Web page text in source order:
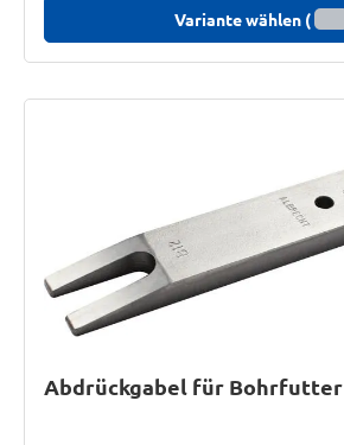
Variante wählen (
Abdrückgabel für Bohrfutter